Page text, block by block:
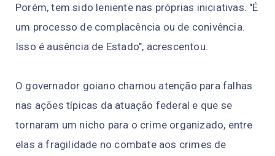
Porém, tem sido leniente nas próprias iniciativas. "É
um processo de complacência ou de conivência.
Isso é ausência de Estado", acrescentou.
O governador goiano chamou atenção para falhas
nas ações típicas da atuação federal e que se
tornaram um nicho para o crime organizado, entre
elas a fragilidade no combate aos crimes de